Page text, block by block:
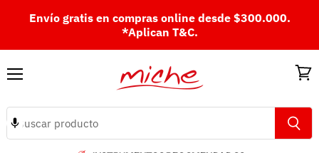
Envío gratis en compras online desde $300.000.
*Aplican T&C.